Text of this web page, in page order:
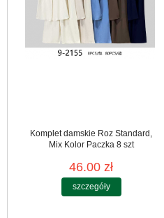
Komplet damskie Roz Standard,
Mix Kolor Paczka 8 szt
46.00 zł
szczegóły